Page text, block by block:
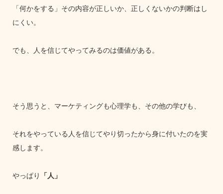
「何かをする」その内容が正しいか、正しくないかの判断はし
にくい。
でも、人を信じてやってみるのは価値がある。
そう思うと、マーケティングも心理学も、その他の学びも、
それをやっている人を信じてやり切ったから身に付いたのを実
感します。
やっぱり 「人」